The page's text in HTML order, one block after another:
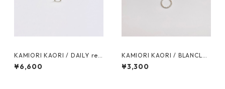
KAMIORI KAORI / DAILY ref
48 PIERCE / 10K
¥6,600
KAMIORI KAORI / BLANCLAI
TEUX RING
¥3,300